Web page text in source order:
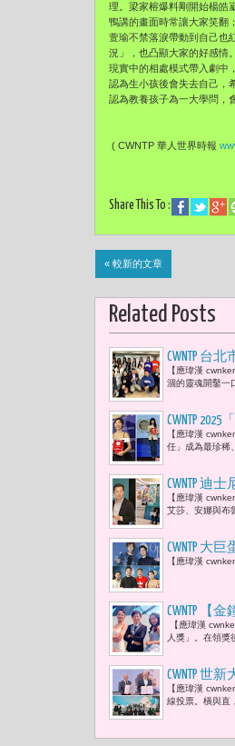
理。 梁家榕爆料剛開始楊皓
鴨講的畫面時常讓大家笑翻
萱瑜不禁落淚帶動到自己也
況」，也凸顯大家的好感情
現實中的相處模式帶入劇中
認為生小孩後會失去自己，
認為教養孩子為一大學問，
( CWNTP 華人世界時報
Share This To :
« 較新的文章
Related Posts
CWNTP 台
新北國王
【應瑋漢
涸的靈魂開鑿一
CWNTP
AI最難的
【應瑋漢
任」成為最珍稀
CWNTP 迪
們可以用
【應瑋漢
艾莎、安娜與布
CWNTP 大
藝人現身
【應瑋漢
CWNTP 【
勤：「她
員。」
【應瑋漢
人獎」。在領獎
CWNTP 世
手機的物
【應瑋漢
線投票。橫與直